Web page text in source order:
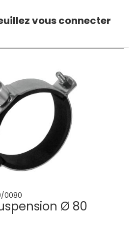
vous connecter
0080
Ø 80